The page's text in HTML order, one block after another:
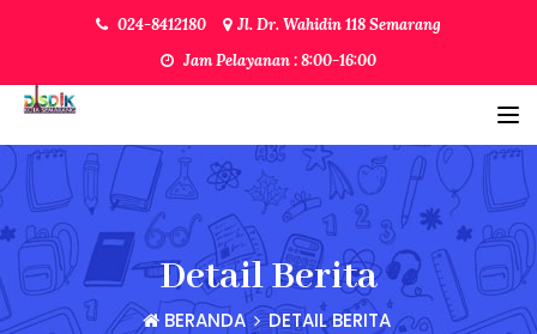
024-8412180
Jl. Dr. Wahidin 118 Semarang
Jam Pelayanan : 8:00-16:00
Detail Berita
BERANDA DETAIL BERITA